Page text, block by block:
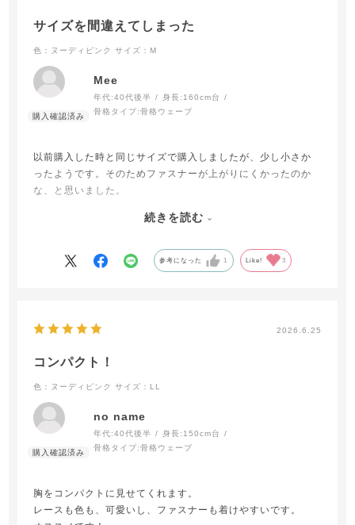
サイズを間違えてしまった
色：ヌーディピンク サイズ：M
Mee
年代:40代後半 身長: 160cm台
骨格タイプ:骨格ウェーブ
以前購入した時と同じサイズで購入しましたが、少し小さか
ったようです。そのためファスナーが上がりにくかったのか
な、と思いました。
今度はきちんとサイズを確認してから購入しようと思いま
続きを読む
参考になった 1 Like! 3
2026.6.25
コンパクト！
色：ヌーディピンク サイズ：LL
no name
年代:40代後半 身長: 150cm台
骨格タイプ:骨格ウェーブ
胸をコンパクトに見せてくれます。
レースも色も、可愛いし、ファスナーも着けやすいです。